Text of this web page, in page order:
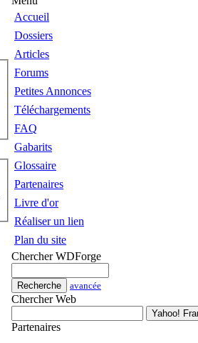
Accueil
Dossiers
Articles
Forums
Petites Annonces
Téléchargements
FAQ
Gabarits
Glossaire
Partenaires
Livre d'or
Réaliser un lien
Plan du site
Chercher WDForge
avancée
Chercher Web
Partenaires